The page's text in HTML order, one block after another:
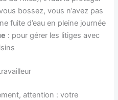
bossez, vous n’avez pas
fuite d’eau en pleine journée
: pour gérer les litiges avec
attention : votre